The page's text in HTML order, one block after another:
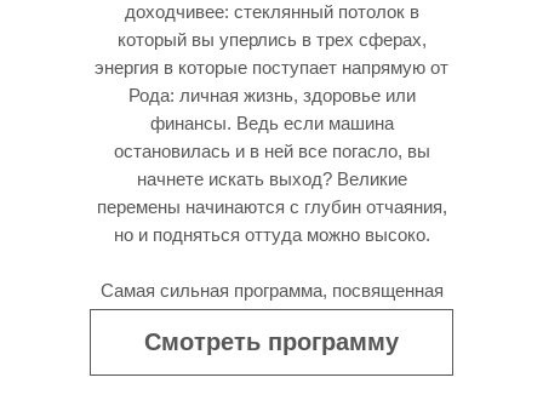
доходчивее: стеклянный потолок в
который вы уперлись в трех сферах,
энергия в которые поступает напрямую от
Рода: личная жизнь, здоровье или
финансы. Ведь если машина
остановилась и в ней все погасло, вы
начнете искать выход? Великие
перемены начинаются с глубин отчаяния,
но и подняться оттуда можно высоко.
Самая сильная программа, посвященная
Смотреть программу